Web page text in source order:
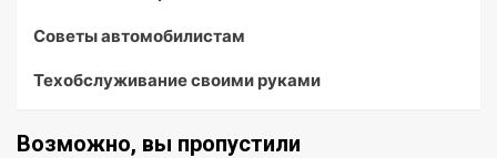
Советы автомобилистам
Техобслуживание своими руками
Возможно, вы пропустили